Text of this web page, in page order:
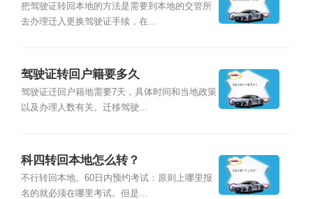
把驾驶证转回本地的方法是需要到本地的交管所
去办理迁入更换驾驶证手续，在...
驾驶证转回户籍要多久
驾驶证迁回户籍地需要7天，具体时间和当地政策
以及办理人数有关。迁移驾驶...
科四转回本地怎么转？
不行转回本地。60日内预约考试：原则上哪里报
名的就必须在哪里考试。但是...